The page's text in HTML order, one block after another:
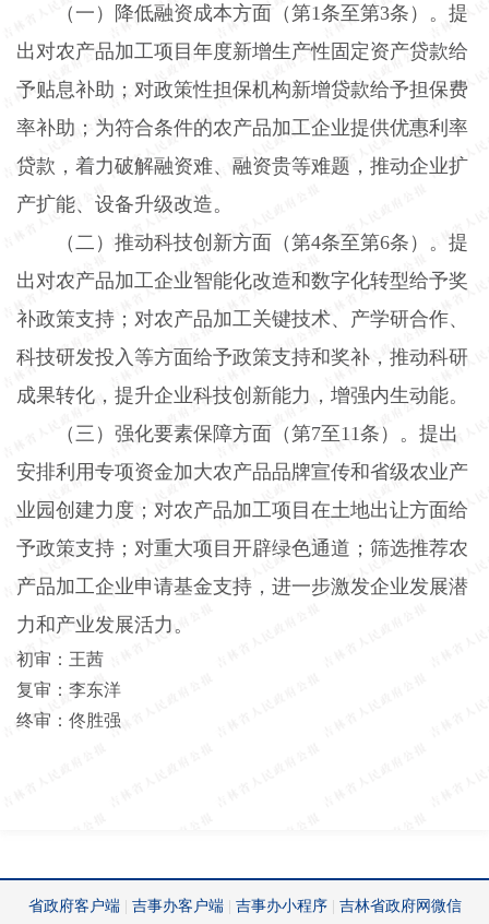
（一）降低融资成本方面（第1条至第3条）。 提
出对农产品加工项目年度新增生产性固定资产贷款给
予贴息补助；对政策性担保机构新增贷款给予担保费
率补助；为符合条件的农产品加工企业提供优惠利率
贷款，着力破解融资难、融资贵等难题，推动企业扩
产扩能、设备升级改造。
（二）推动科技创新方面（第4条至第6条）。 提
出对农产品加工企业智能化改造和数字化转型给予奖
补政策支持；对农产品加工关键技术、产学研合作、
科技研发投入等方面给予政策支持和奖补，推动科研
成果转化，提升企业科技创新能力，增强内生动能。
（三）强化要素保障方面（第7至11条）。 提出
安排利用专项资金加大农产品品牌宣传和省级农业产
业园创建力度；对农产品加工项目在土地出让方面给
予政策支持；对重大项目开辟绿色通道；筛选推荐农
产品加工企业申请基金支持，进一步激发企业发展潜
力和产业发展活力。
初审：王茜
复审：李东洋
终审：佟胜强